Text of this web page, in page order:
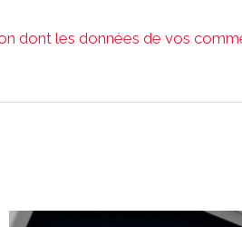
dont les données de vos